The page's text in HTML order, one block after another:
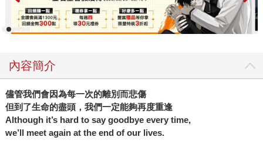
內容簡介
儘管我們會因為每一次的離別而悲傷
但到了生命的盡頭，我們一定能夠再度重逢
Although it’s hard to say goodbye every time,
we’ll meet again at the end of our lives.